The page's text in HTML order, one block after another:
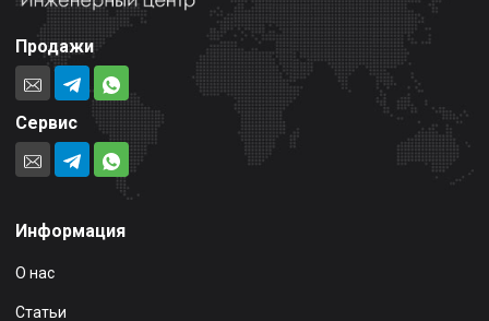
Продажи
Сервис
Информация
О нас
Статьи